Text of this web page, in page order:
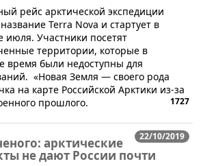
рейс арктической экспедиции
Terra Nova и стартует в
июля. Участники посетят
территории, которые в
время были недоступны для
«Новая Земля — своего рода
на карте Российской Арктики из-за
прошлого.
1727
22/10/2019
арктические
не дают России почти